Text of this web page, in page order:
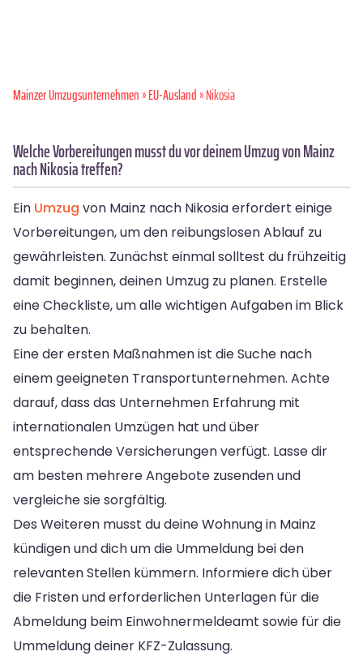
Mainzer Umzugsunternehmen»EU-Ausland» Nikosia
Welche Vorbereitungen musst du vor deinem Umzug von Mainz
nach Nikosia treffen?
Ein Umzug von Mainz nach Nikosia erfordert einige
Vorbereitungen, um den reibungslosen Ablauf zu
gewährleisten. Zunächst einmal solltest du frühzeitig
damit beginnen, deinen Umzug zu planen. Erstelle
eine Checkliste, um alle wichtigen Aufgaben im Blick
zu behalten.
Eine der ersten Maßnahmen ist die Suche nach
einem geeigneten Transportunternehmen. Achte
darauf, dass das Unternehmen Erfahrung mit
internationalen Umzügen hat und über
entsprechende Versicherungen verfügt. Lasse dir
am besten mehrere Angebote zusenden und
vergleiche sie sorgfältig.
Des Weiteren musst du deine Wohnung in Mainz
kündigen und dich um die Ummeldung bei den
relevanten Stellen kümmern. Informiere dich über
die Fristen und erforderlichen Unterlagen für die
Abmeldung beim Einwohnermeldeamt sowie für die
Ummeldung deiner KFZ-Zulassung.